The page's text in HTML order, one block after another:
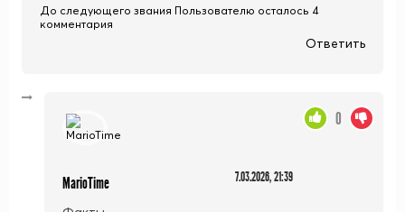
До следующего звания Пользователю осталось 4
комментария
Ответить
MarioTime 7.03.2026, 21:39
0